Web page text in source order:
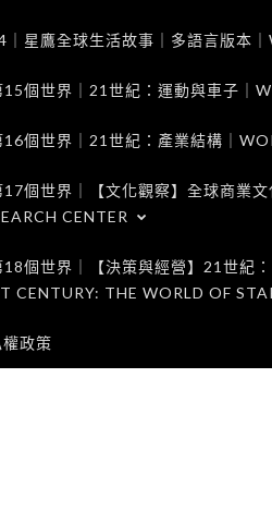
｜星鷹全球生活故事｜多語言版本
15個世界｜21世紀：運動與車子｜
16個世界｜21世紀：產業結構｜
17個世界｜【文化觀察】全球商業
CENTER
18個世界｜【決策與經營】21世紀
CENTURY: THE WORLD OF
權政策